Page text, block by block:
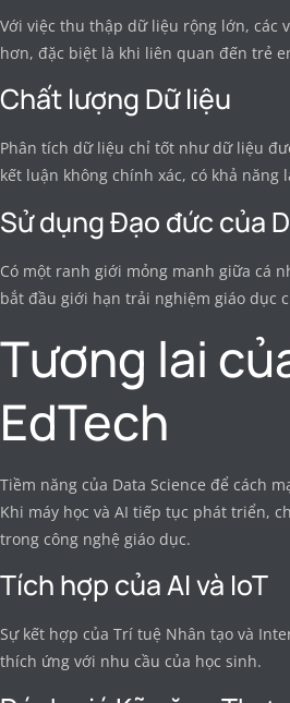
Với việc thu thập dữ liệu rộng lớn, các
hơn, đặc biệt là khi liên quan đến trẻ
Chất lượng Dữ liệu
Phân tích dữ liệu chỉ tốt như dữ liệu
kết luận không chính xác, có khả
Sử dụng Đạo đức của
Có một ranh giới mỏng manh giữa cá
bắt đầu giới hạn trải nghiệm giáo dục
Tương lai
EdTech
Tiềm năng của Data Science để cách
Khi máy học và AI tiếp tục phát triển,
trong công nghệ giáo dục.
Tích hợp của AI và IoT
Sự kết hợp của Trí tuệ Nhân tạo và
thích ứng với nhu cầu của học sinh.